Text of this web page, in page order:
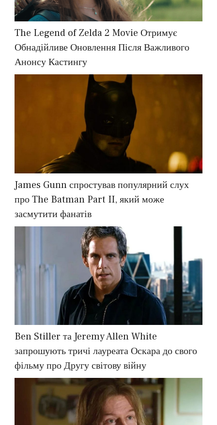
The Legend of Zelda 2 Movie Отримує
Обнадійливе Оновлення Після Важливого
Анонсу Кастингу
James Gunn спростував популярний слух
про The Batman Part II, який може
засмутити фанатів
Ben Stiller та Jeremy Allen White
запрошують тричі лауреата Оскара до свого
фільму про Другу світову війну